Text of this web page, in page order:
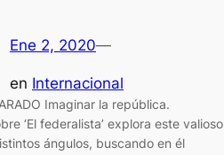
Ene 2, 2020—
en Internacional
Imaginar la república.
‘El federalista’ explora este valioso
ángulos, buscando en él